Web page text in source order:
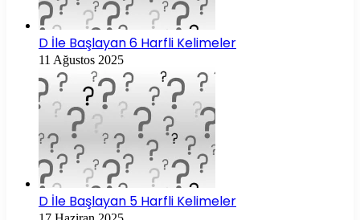
D İle Başlayan 6 Harfli Kelimeler
11 Ağustos 2025
D İle Başlayan 5 Harfli Kelimeler